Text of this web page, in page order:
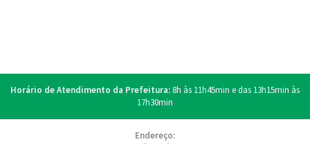
Horário de Atendimento da Prefeitura:8h às 11h45min e das 13h15min às
17h30min
Endereço: